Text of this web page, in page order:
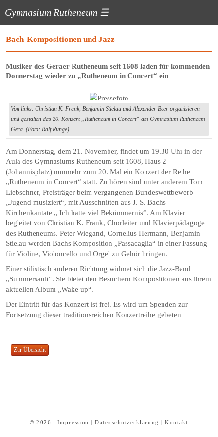
Gymnasium Rutheneum ☰
Bach-Kompositionen und Jazz
Musiker des Geraer Rutheneum seit 1608 laden für kommenden
Donnerstag wieder zu „Rutheneum in Concert“ ein
Von links: Christian K. Frank, Benjamin Stielau und Alexander Beer organisieren
und gestalten das 20. Konzert „Rutheneum in Concert“ am Gymnasium Rutheneum
Gera. (Foto: Ralf Runge)
Am Donnerstag, dem 21. November, findet um 19.30 Uhr in der
Aula des Gymnasiums Rutheneum seit 1608, Haus 2
(Johannisplatz) nunmehr zum 20. Mal ein Konzert der Reihe
„Rutheneum in Concert“ statt. Zu hören sind unter anderem Tom
Liebschner, Preisträger beim vergangenen Bundeswettbewerb
„Jugend musiziert“, mit Ausschnitten aus J. S. Bachs
Kirchenkantate „ Ich hatte viel Bekümmernis“. Am Klavier
begleitet von Christian K. Frank, Chorleiter und Klavierpädagoge
des Rutheneums. Peter Wiegand, Cornelius Hermann, Benjamin
Stielau werden Bachs Komposition „Passacaglia“ in einer Fassung
für Violine, Violoncello und Orgel zu Gehör bringen.
Einer stilistisch anderen Richtung widmet sich die Jazz-Band
„Summersault“. Sie bietet den Besuchern Kompositionen aus ihrem
aktuellen Album „Wake up“.
Der Eintritt für das Konzert ist frei. Es wird um Spenden zur
Fortsetzung dieser traditionsreichen Konzertreihe gebeten.
© 2026 | Impressum |Datenschutzerklärung |Kontakt